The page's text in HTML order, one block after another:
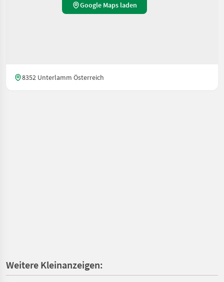
Google Maps laden
8352 Unterlamm Österreich
Weitere Kleinanzeigen: